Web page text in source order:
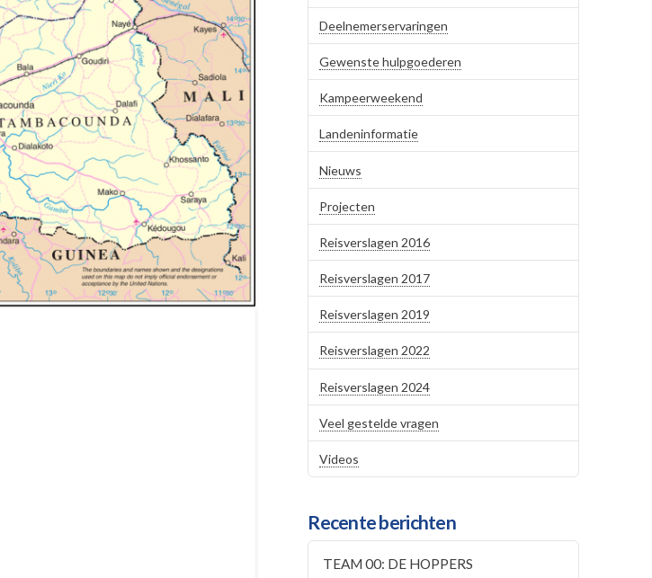
Deelnemerservaringen
Gewenste hulpgoederen
Kampeerweekend
Landeninformatie
Nieuws
Projecten
Reisverslagen 2016
Reisverslagen 2017
Reisverslagen 2019
Reisverslagen 2022
Reisverslagen 2024
Veel gestelde vragen
Videos
Recente berichten
TEAM 00: DE HOPPERS